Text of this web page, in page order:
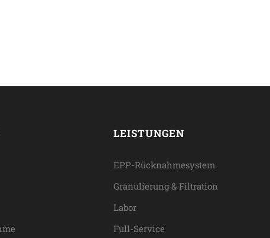
LEISTUNGEN
EPP-Rücknahmesystem
Granulierung & Filtration
Labor
Full-Service